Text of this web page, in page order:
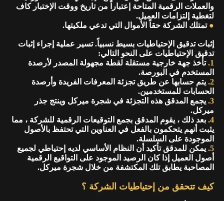
والعملات الرقمية المتاحة إعتباراً من تاريخ ووقت الإختبار كاف
لتغطية إلتزامات العميل.
● تمتلك الشركة حقاً الأموال التي تدعي ملكيتها.
إثبات تدقيق الإحتياطيات بسيط نسبياً. تسير عملية إجراء إثبات
تدقيق الإحتياطيات على النحو التالي:
1. تأخذ جهة خارجية مستقلة لقطة مجهولة المصدر لأرصدة
المستخدم في البورصة.
2. يتم حسابها عن طريق تجزئة المعرفات الفريدة وأرصدة
الحسابات للمستخدمين.
3. يجمع المدقق هذه التجزئة في شجرة ميركل وينتج جذر
ميركل.
4. بعد ذلك ، يقوم المدقق بجمع التوقيعات الرقمية للشركة ، مما
يثبت أنهم يتحكمون بالفعل في العناوين التي تحتفظ بالأصول
الموجودة على السلسلة.
5. يمكن للمدقق تأكيد أن النظام الأساسي لديه إحتياطي لجميع
أصول العميل إذا كان الرصيد الموجود على التواقيع الرقمية
المصاحبة يطابق تلك المكتشفة من خلال شجرة ميركل.
كيف تتحقق من إحتياطيات الشركة ؟